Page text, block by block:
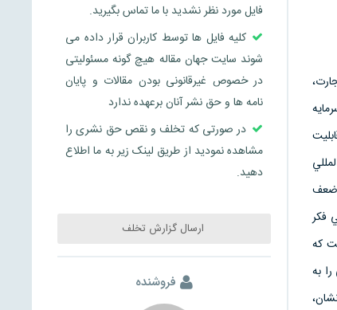
ضعف‌
فكر
كه‌
به‌
فایل مورد نظر نشدید با ما تماس بگیرید.
کلیه فایل ها توسط کاربران قرار داده می
شوند سایت جهان مقاله هیچ گونه مسئولیتی
در خصوص غیرقانونی بودن مقالات و پایان
نامه ها و حق نشر آنان برعهده ندارد
در صورتی که تخلف و نقص حق نشری را
مشاهده نمودید از طریق لینک زیر به ما اطلاع
دهید.
ارسال گزارش تخلف
فروشنده